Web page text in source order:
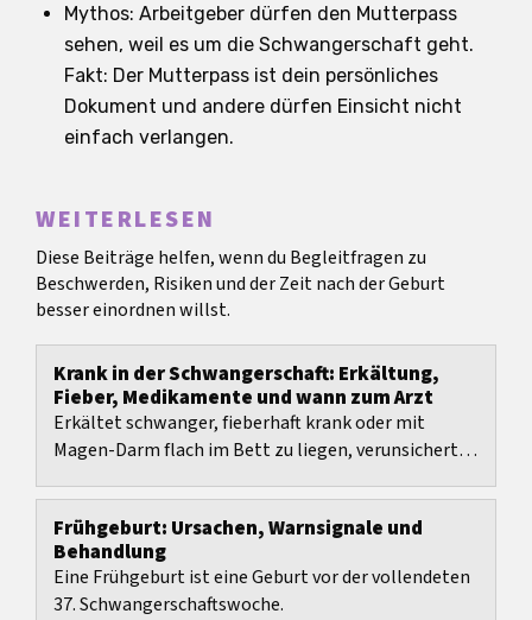
Mythos: Arbeitgeber dürfen den Mutterpass
sehen, weil es um die Schwangerschaft geht.
Fakt: Der Mutterpass ist dein persönliches
Dokument und andere dürfen Einsicht nicht
einfach verlangen.
WEITERLESEN
Diese Beiträge helfen, wenn du Begleitfragen zu
Beschwerden, Risiken und der Zeit nach der Geburt
besser einordnen willst.
Krank in der Schwangerschaft: Erkältung,
Fieber, Medikamente und wann zum Arzt
Erkältet schwanger, fieberhaft krank oder mit
Magen-Darm flach im Bett zu liegen, verunsichert
Atmung...
Frühgeburt: Ursachen, Warnsignale und
Behandlung
Eine Frühgeburt ist eine Geburt vor der vollendeten
37. Schwangerschaftswoche.